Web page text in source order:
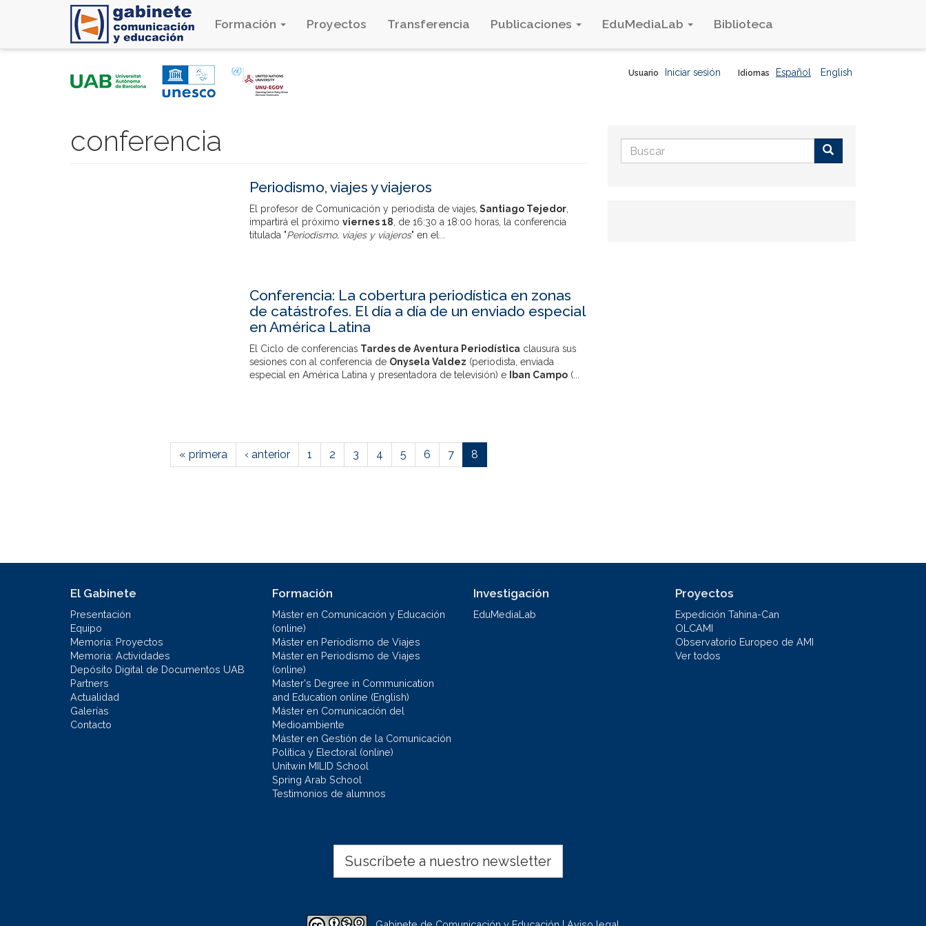
Formación Proyectos Transferencia Publicaciones EduMediaLab Biblioteca
Idiomas Español English
Usuario Iniciar sesión
conferencia
Periodismo, viajes y viajeros
El profesor de Comunicación y periodista de viajes, Santiago Tejedor,
impartirá el próximo viernes 18 , de 16:30 a 18:00 horas, la conferencia
titulada "Periodismo, viajes y viajeros" en el...
Conferencia: La cobertura periodística en zonas
de catástrofes. El día a día de un enviado especial
en América Latina
El Ciclo de conferencias Tardes de Aventura Periodística clausura sus
sesiones con al conferencia de Onysela Valdez (periodista, enviada
especial en América Latina y presentadora de televisión) e
Iban Campo(...
« primera ‹ anterior 1 2 3 4 5 6 7 8
Formulario
de
El Gabinete
Presentación
Equipo
Memoria: Proyectos
Memoria: Actividades
Depósito Digital de Documentos UAB
Partners
Actualidad
Galerías
Contacto
Formación
Máster en Comunicación y Educación
(online)
Máster en Periodismo de Viajes
Máster en Periodismo de Viajes
(online)
Master's Degree in Communication
and Education online (English)
Máster en Comunicación del
Medioambiente
Máster en Gestión de la Comunicación
Política y Electoral (online)
Unitwin MILID School
Spring Arab School
Testimonios de alumnos
Investigación
EduMediaLab
Proyectos
Expedición Tahina-Can
OLCAMI
Observatorio Europeo de AMI
Ver todos
Suscríbete a nuestro newsletter